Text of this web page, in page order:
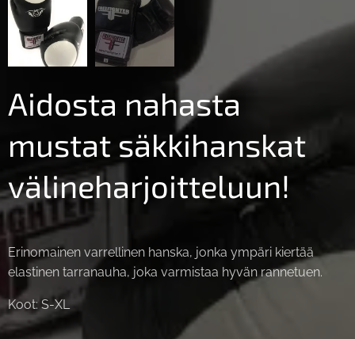
Aidosta nahasta
mustat säkkihanskat
välineharjoitteluun!
Erinomainen varrellinen hanska, jonka ympäri kiertää
elastinen tarranauha, joka varmistaa hyvän rannetuen.
Koot: S-XL